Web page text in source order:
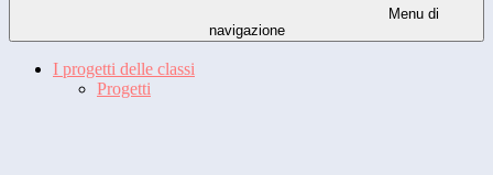
Menu di
navigazione
I progetti delle classi
Progetti